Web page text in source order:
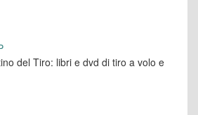
del Tiro: libri e dvd di tiro a volo e